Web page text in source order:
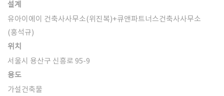
설계
유아이에이 건축사사무소(위진복)+큐앤파트너스건축사사무소
(홍석규)
위치
서울시 용산구 신흥로 95-9
용도
가설건축물